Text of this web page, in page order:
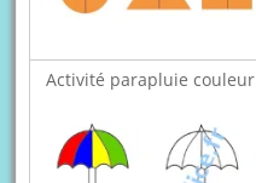
Activité parapluie couleur